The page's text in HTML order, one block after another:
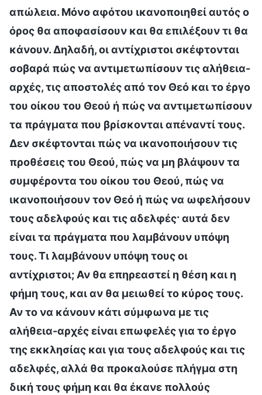
απώλεια. Μόνο αφότου ικανοποιηθεί αυτός ο
όρος θα αποφασίσουν και θα επιλέξουν τι θα
κάνουν. Δηλαδή, οι αντίχριστοι σκέφτονται
σοβαρά πώς να αντιμετωπίσουν τις αλήθεια-
αρχές, τις αποστολές από τον Θεό και το έργο
του οίκου του Θεού ή πώς να αντιμετωπίσουν
τα πράγματα που βρίσκονται απέναντί τους.
Δεν σκέφτονται πώς να ικανοποιήσουν τις
προθέσεις του Θεού, πώς να μη βλάψουν τα
συμφέροντα του οίκου του Θεού, πώς να
ικανοποιήσουν τον Θεό ή πώς να ωφελήσουν
τους αδελφούς και τις αδελφές· αυτά δεν
είναι τα πράγματα που λαμβάνουν υπόψη
τους. Τι λαμβάνουν υπόψη τους οι
αντίχριστοι; Αν θα επηρεαστεί η θέση και η
φήμη τους, και αν θα μειωθεί το κύρος τους.
Αν το να κάνουν κάτι σύμφωνα με τις
αλήθεια-αρχές είναι επωφελές για το έργο
της εκκλησίας και για τους αδελφούς και τις
αδελφές, αλλά θα προκαλούσε πλήγμα στη
δική τους φήμη και θα έκανε πολλούς